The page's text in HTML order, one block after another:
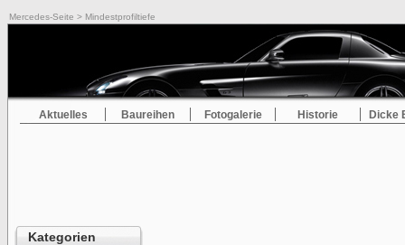
Mercedes-Seite > Mindestprofiltiefe
Aktuelles Baureihen Fotogalerie Historie Dicke
Kategorien